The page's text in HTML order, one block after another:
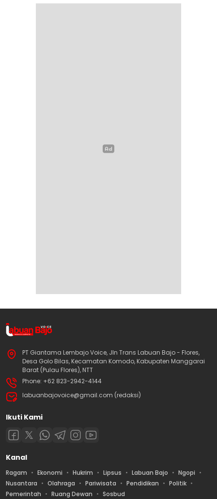
PT Giantama Lembajo Voice, Jln Trans Labuan Bajo - Flores,
Desa Golo Bilas, Kecamatan Komodo, Kabupaten Manggarai
Barat (Pulau Flores), NTT
Phone: +62 823-2942-4144
labuanbajovoice@gmail.com (redaksi)
Ikuti Kami
Kanal
Ragam Ekonomi Hukrim Lipsus Labuan Bajo
Ngopi
Nusantara
Olahraga Pariwisata Pendidikan
Politik
Pemerintah
Ruang Dewan Sosbud